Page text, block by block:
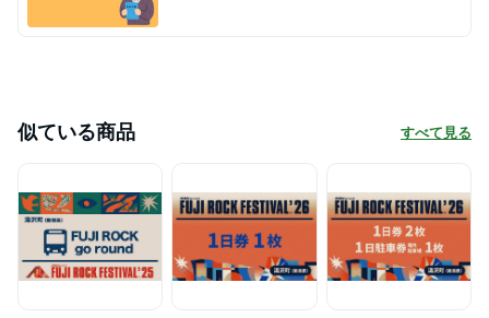
似ている商品 すべて見る